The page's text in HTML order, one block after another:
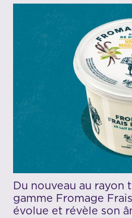
Du nouveau au rayon
gamme Fromage
évolue et révèle son